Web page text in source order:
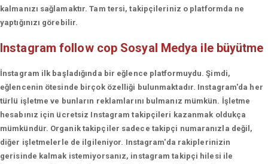
kalmanızı sağlamaktır. Tam tersi, takipçileriniz o platformda ne
yaptığınızı görebilir.
Instagram follow cop Sosyal Medya ile büyütme
İnstagram ilk başladığında bir eğlence platformuydu. Şimdi,
eğlencenin ötesinde birçok özelliği bulunmaktadır. Instagram'da her
türlü işletme ve bunların reklamlarını bulmanız mümkün. İşletme
hesabınız için ücretsiz Instagram takipçileri kazanmak oldukça
mümkündür. Organik takipçiler sadece takipçi numaranızla değil,
diğer işletmelerle de ilgileniyor. Instagram'da rakiplerinizin
gerisinde kalmak istemiyorsanız, instagram takipçi hilesi ile